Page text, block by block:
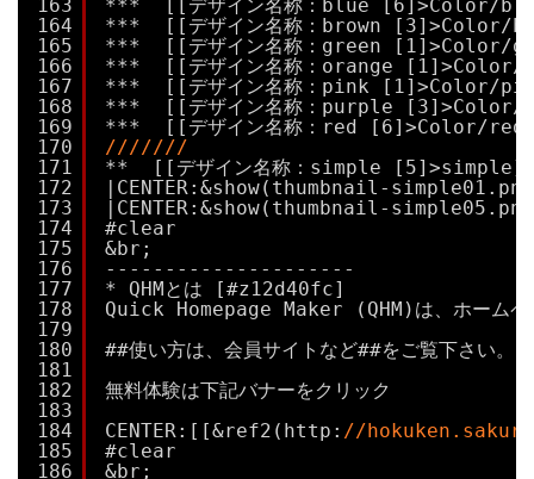
163
164
165
166
167
168
169
170
171
172
173
174
175
176
177
178
179
180
181
182
183
184
185
186
***  [[デザイン名称：blue [6]>Color/
***  [[デザイン名称：brown [3]>Color/
***  [[デザイン名称：green [1]>Color/
***  [[デザイン名称：orange
***  [[デザイン名称：pink [1]>Color/
***  [[デザイン名称：purple
***  [[デザイン名称：red [6]>Color/
///////
**  [[デザイン名称：simple
|CENTER:&show(thumbnail-
|CENTER:&show(thumbnail-
#clear
&br;
---------------------
* QHMとは [#z12d40fc]
Quick Homepage Maker (QHM)は、ホームペ
##使い方は、会員サイトなど##をご覧下さい。
無料体験は下記バナーをクリック
CENTER:[[&ref2(http: //
#clear
&br;